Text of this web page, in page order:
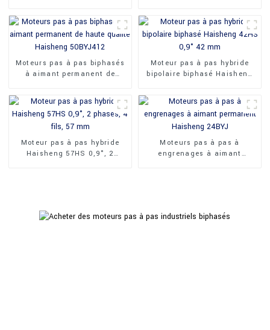
Moteurs pas à pas biphasés
à aimant permanent de
50BYJ412
Moteur pas à pas hybride
bipolaire biphasé Haisheng
Moteur pas à pas hybride
Haisheng 57HS 0,9°, 2
Moteurs pas à pas à
engrenages à aimant